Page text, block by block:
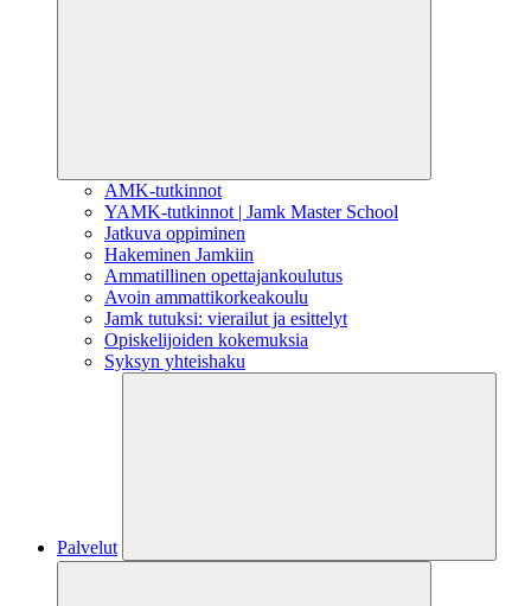
AMK-tutkinnot
YAMK-tutkinnot | Jamk Master School
Jatkuva oppiminen
Hakeminen Jamkiin
Ammatillinen opettajankoulutus
Avoin ammattikorkeakoulu
Jamk tutuksi: vierailut ja esittelyt
Opiskelijoiden kokemuksia
Syksyn yhteishaku
Palvelut